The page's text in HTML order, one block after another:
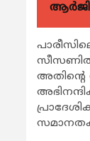
അതിന്‍റെ